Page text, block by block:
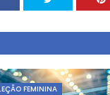
FEMININA